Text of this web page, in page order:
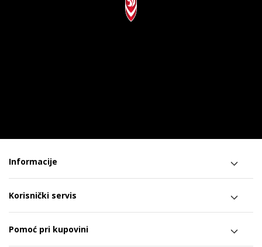
Informacije
Korisnički servis
Pomoć pri kupovini